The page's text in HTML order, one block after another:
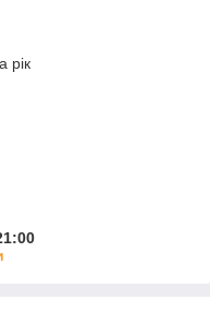
рік